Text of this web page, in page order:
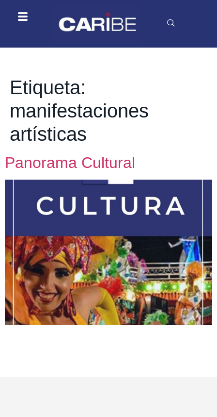
Etiqueta:
manifestaciones
artísticas
Panorama Cultural